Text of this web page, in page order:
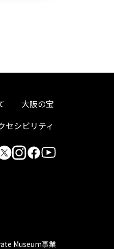
大阪の宝
セシビリティ
Museum事業